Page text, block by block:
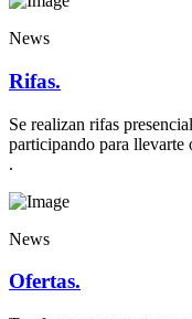
News
Rifas.
Se realizan rifas
participando para llevarte
.
News
Ofertas.